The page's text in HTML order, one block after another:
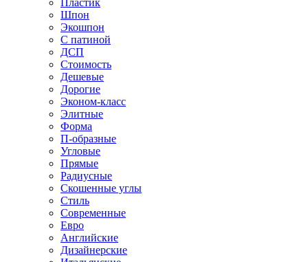
Пластик
Шпон
Экошпон
С патиной
ДСП
Стоимость
Дешевые
Дорогие
Эконом-класс
Элитные
Форма
П-образные
Угловые
Прямые
Радиусные
Скошенные углы
Стиль
Современные
Евро
Английские
Дизайнерские